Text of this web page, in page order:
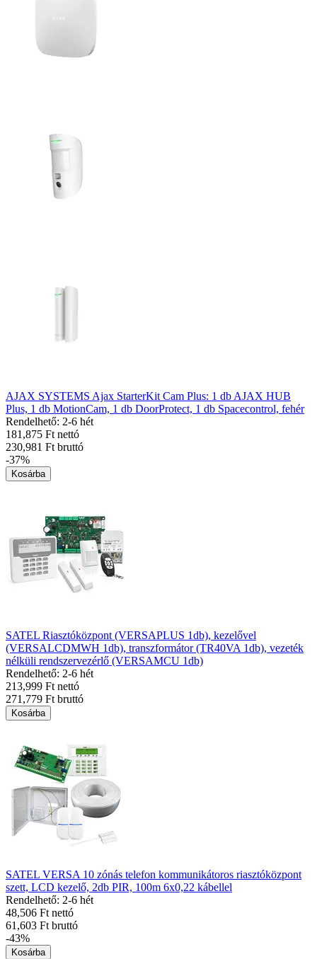
AJAX SYSTEMS Ajax StarterKit Cam Plus: 1 db AJAX HUB
Plus, 1 db MotionCam, 1 db DoorProtect, 1 db Spacecontrol, fehér
Rendelhető: 2-6 hét
181,875 Ft nettó
230,981 Ft bruttó
-37%
Kosárba
SATEL Riasztóközpont (VERSAPLUS 1db), kezelővel
(VERSALCDMWH 1db), transzformátor (TR40VA 1db), vezeték
nélküli rendszervezérlő (VERSAMCU 1db)
Rendelhető: 2-6 hét
213,999 Ft nettó
271,779 Ft bruttó
Kosárba
SATEL VERSA 10 zónás telefon kommunikátoros riasztóközpont
szett, LCD kezelő, 2db PIR, 100m 6x0,22 kábellel
Rendelhető: 2-6 hét
48,506 Ft nettó
61,603 Ft bruttó
-43%
Kosárba